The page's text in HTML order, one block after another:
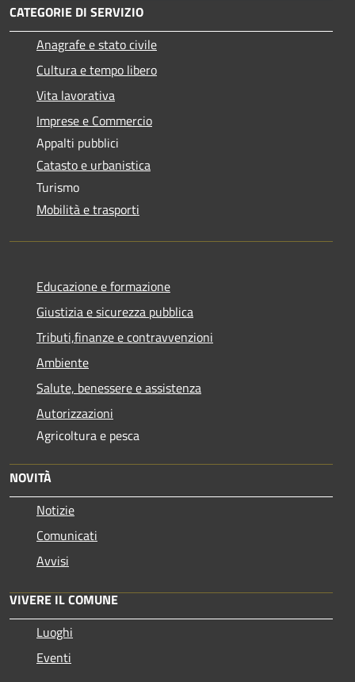
CATEGORIE DI SERVIZIO
Anagrafe e stato civile
Cultura e tempo libero
Vita lavorativa
Imprese e Commercio
Appalti pubblici
Catasto e urbanistica
Turismo
Mobilità e trasporti
Educazione e formazione
Giustizia e sicurezza pubblica
Tributi,finanze e contravvenzioni
Ambiente
Salute, benessere e assistenza
Autorizzazioni
Agricoltura e pesca
NOVITÀ
Notizie
Comunicati
Avvisi
VIVERE IL COMUNE
Luoghi
Eventi